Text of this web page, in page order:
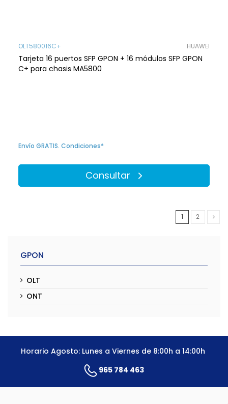
OLT580016C+ HUAWEI
Tarjeta 16 puertos SFP GPON + 16 módulos SFP GPON
C+ para chasis MA5800
Envío GRATIS. Condiciones*
Consultar
1 2
GPON
OLT
ONT
Horario Agosto: Lunes a Viernes de 8:00h a 14:00h
965 784 463